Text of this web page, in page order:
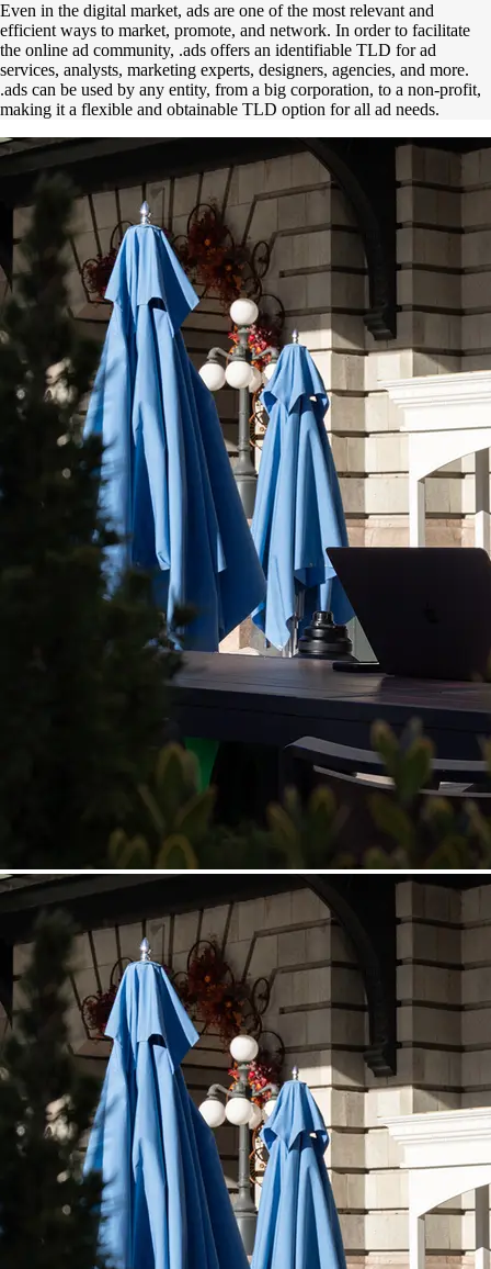
Even in the digital market, ads are one of the most relevant and
efficient ways to market, promote, and network. In order to facilitate
the online ad community, .ads offers an identifiable TLD for ad
services, analysts, marketing experts, designers, agencies, and more.
.ads can be used by any entity, from a big corporation, to a non-profit,
making it a flexible and obtainable TLD option for all ad needs.